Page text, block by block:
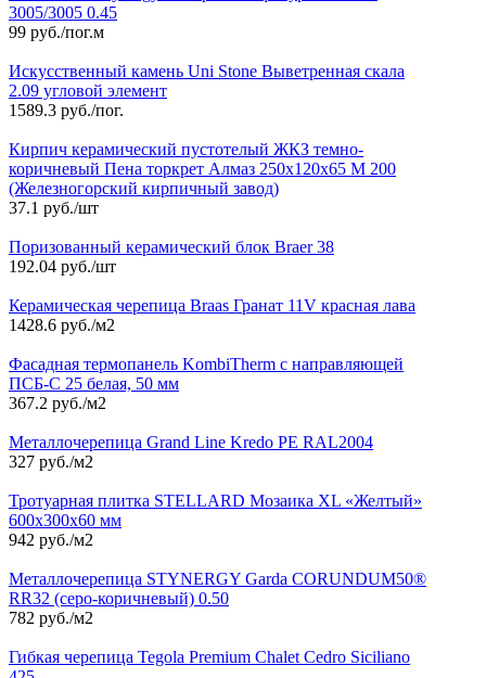
3005/3005 0.45
99 руб./пог.м
Искусственный камень Uni Stone Выветренная скала
2.09 угловой элемент
1589.3 руб./пог.
Кирпич керамический пустотелый ЖКЗ темно-
коричневый Пена торкрет Алмаз 250х120х65 М 200
(Железногорский кирпичный завод)
37.1 руб./шт
Поризованный керамический блок Braer 38
192.04 руб./шт
Керамическая черепица Braas Гранат 11V красная лава
1428.6 руб./м2
Фасадная термопанель KombiTherm с направляющей
ПСБ-С 25 белая, 50 мм
367.2 руб./м2
Металлочерепица Grand Line Kredo PE RAL2004
327 руб./м2
Тротуарная плитка STELLARD Мозаика XL «Желтый»
600х300х60 мм
942 руб./м2
Металлочерепица STYNERGY Garda CORUNDUM50®
RR32 (серо-коричневый) 0.50
782 руб./м2
Гибкая черепица Tegola Premium Chalet Cedro Siciliano